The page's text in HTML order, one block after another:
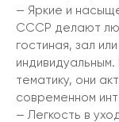
— Яркие и
СССР делают
гостиная, зал
тематику, они
современном
— Легкость в